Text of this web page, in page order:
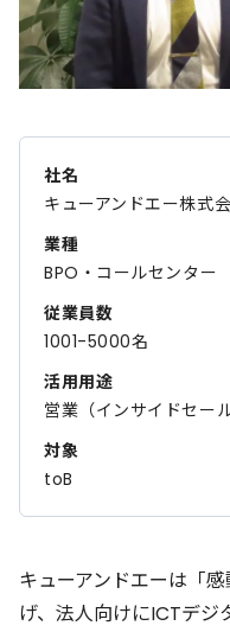
社名
キューアンドエー株式
業種
BPO・コールセンター
従業員数
1001-5000名
活用用途
営業（インサイドセー
対象
toB
キューアンドエーは「
げ、法人向けにICTデジ